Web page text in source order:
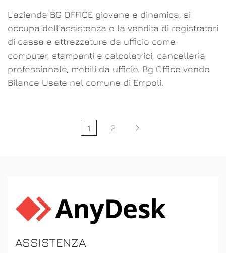
L’azienda BG OFFICE giovane e dinamica, si
occupa dell’assistenza e la vendita di registratori
di cassa e attrezzature da ufficio come
computer, stampanti e calcolatrici, cancelleria
professionale, mobili da ufficio. Bg Office vende
Bilance Usate nel comune di Empoli.
1 2
ASSISTENZA